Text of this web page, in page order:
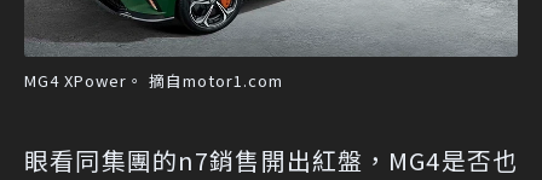
MG4 XPower。 摘自motor1.com
眼看同集團的n7銷售開出紅盤，MG4是否也